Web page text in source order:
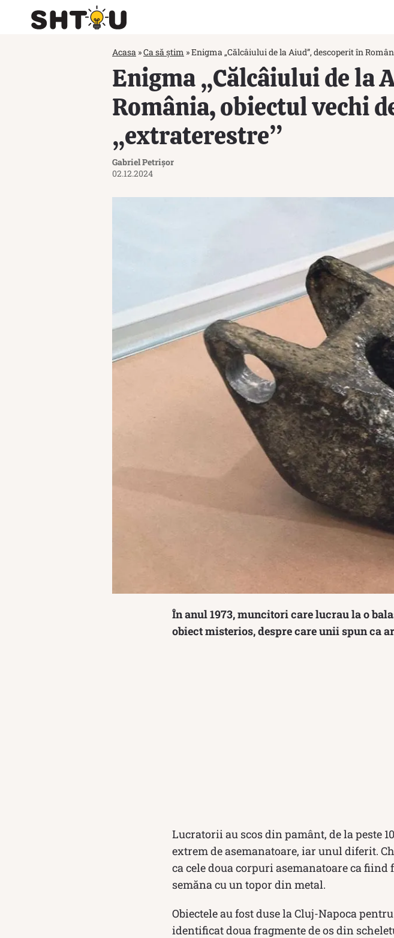
Acasa »Ca să știm »Enigma „Călcâiului de la Aiud”, descoperit în
Enigma „Călcâiului de la
România, obiectul vechi
„extraterestre”
Gabriel Petrișor
02.12.2024
În anul 1973, muncitori care lucrau la o
obiect misterios, despre care unii spun ca
Lucratorii au scos din pamânt, de la peste
extrem de asemanatoare, iar unul diferit.
ca cele doua corpuri asemanatoare ca
semăna cu un topor din metal.
Obiectele au fost duse la Cluj-Napoca
identificat doua fragmente de os din